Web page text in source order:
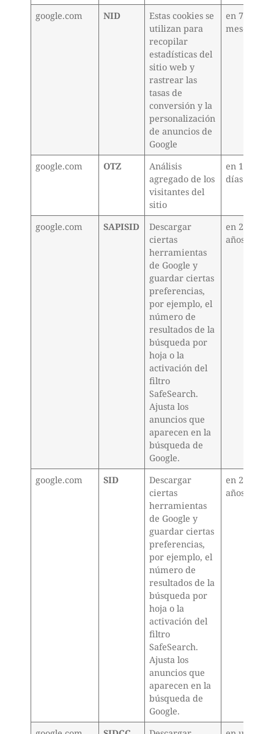
google.com NID
Estas cookies se
utilizan para
recopilar
estadísticas del
sitio web y
rastrear las
tasas de
conversión y la
personalización
de anuncios de
Google
en 7
meses
google.com OTZ
Análisis
agregado de los
visitantes del
sitio
en 15
días
google.com SAPISID
Descargar
ciertas
herramientas
de Google y
guardar ciertas
preferencias,
por ejemplo, el
número de
resultados de la
búsqueda por
hoja o la
activación del
filtro
SafeSearch.
Ajusta los
anuncios que
aparecen en la
búsqueda de
Google.
en 2
años
google.com SID
Descargar
ciertas
herramientas
de Google y
guardar ciertas
preferencias,
por ejemplo, el
número de
resultados de la
búsqueda por
hoja o la
activación del
filtro
SafeSearch.
Ajusta los
anuncios que
aparecen en la
búsqueda de
Google.
en 2
años